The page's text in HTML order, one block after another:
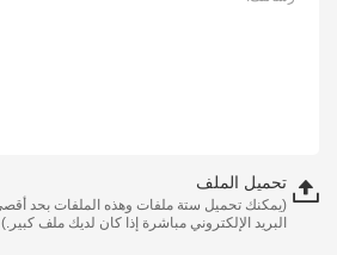
تحميل الملف
البريد الإلكتروني مباشرة إذا كان لديك ملف كبير.)